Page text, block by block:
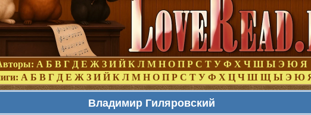
А Б В Г Д Е Ж З И Й К Л М Н О П Р С Т У Ф Х Ч Ш Ы Э Ю Я
А Б В Г Д Е Ж З И Й К Л М Н О П Р С Т У Ф Х Ц Ч Ш Щ Ы Э Ю
Владимир Гиляровский